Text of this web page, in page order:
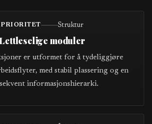
PRIORITET Struktur
Lettleselige moduler
er utformet for å tydeliggjøre
med stabil plassering og en
informasjonshierarki.